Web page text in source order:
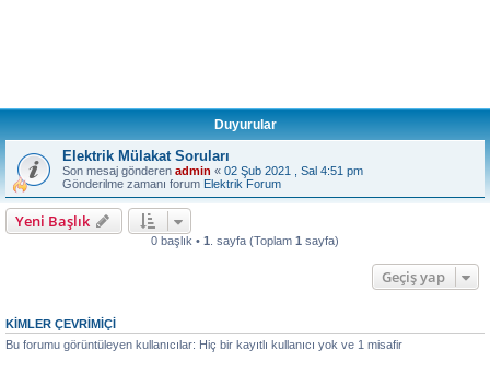
Duyurular
Elektrik Mülakat Soruları
Son mesaj gönderen admin « 02 Şub 2021 , Sal 4:51 pm
Gönderilme zamanı forum Elektrik Forum
Yeni Başlık
0 başlık • 1 . sayfa (Toplam 1 sayfa)
Geçiş yap
KIMLER ÇEVRIMIÇI
Bu forumu görüntüleyen kullanıcılar: Hiç bir kayıtlı kullanıcı yok ve 1 misafir